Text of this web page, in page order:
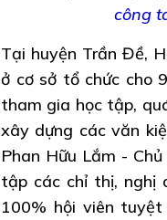
công
Tại huyện Trần Đề,
ở cơ sở tổ chức cho
tham gia học tập,
xây dựng các văn
Phan Hữu Lắm -
tập các chỉ thị, nghị
100% hội viên